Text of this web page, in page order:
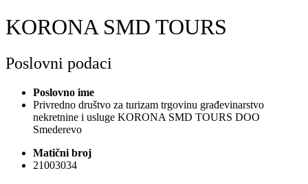
KORONA SMD TOURS
Poslovni podaci
Poslovno ime
Privredno društvo za turizam trgovinu građevinarstvo
nekretnine i usluge KORONA SMD TOURS DOO
Smederevo
Matični broj
21003034